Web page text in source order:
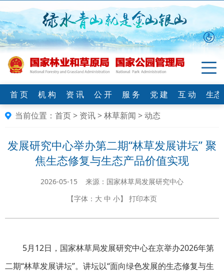
首 页 机 构 资 讯 公 开 服 务 党 建 互 动
生
当前位置： 首页> 资讯>林草新闻 >动态
发展研究中心举办第二期“林草发展讲坛” 聚
焦生态修复与生态产品价值实现
2026-05-15 来源：国家林草局发展研究中心
【字体： 大 中 小】 打印本页
5月12日，国家林草局发展研究中心在京举办2026年第
二期“林草发展讲坛”。讲坛以“面向绿色发展的生态修复与生